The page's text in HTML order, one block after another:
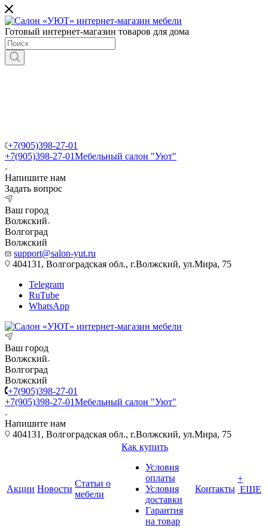
Готовый интернет-магазин товаров для дома
+7(905)398-27-01
+7(905)398-27-01Мебельный салон "Уют"
Напишите нам
Задать вопрос
Ваш город
Волжский
Волгоград
Волжский
support@salon-yut.ru
404131, Волгоградская обл., г.Волжский, ул.Мира, 75
Telegram
RuTube
WhatsApp
Ваш город
Волжский
Волгоград
Волжский
+7(905)398-27-01
+7(905)398-27-01Мебельный салон "Уют"
Напишите нам
404131, Волгоградская обл., г.Волжский, ул.Мира, 75
Акции Новости
Статьи о
мебели
Как купить
Условия
оплаты
Условия
доставки
Гарантия
на товар
Контакты
+
ЕЩЕ